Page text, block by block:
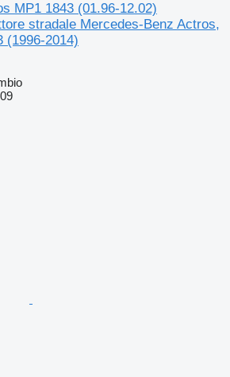
MP1 1843 (01.96-12.02)
stradale Mercedes-Benz Actros,
(1996-2014)